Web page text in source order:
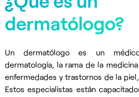
dermatólogo?
Un dermatólogo es un
dermatología, la rama de la
enfermedades y trastornos de la
Estos especialistas están